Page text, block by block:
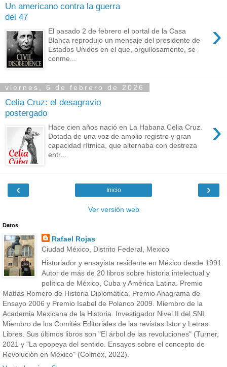
Un americano contra la guerra
del 47
›
El pasado 2 de febrero el portal de la Casa
Blanca reprodujo un mensaje del presidente de
Estados Unidos en el que, orgullosamente, se
conme...
viernes, 6 de febrero de 2026
Celia Cruz: el desagravio
postergado
›
Hace cien años nació en La Habana Celia Cruz.
Dotada de una voz de amplio registro y gran
capacidad rítmica, que alternaba con destreza
entr...
‹ ›
Inicio
Ver versión web
Datos
Rafael Rojas
Ciudad México, Distrito Federal, Mexico
Historiador y ensayista residente en México desde 1991.
Autor de más de 20 libros sobre historia intelectual y
política de México, Cuba y América Latina. Premio
Matías Romero de Historia Diplomática, Premio Anagrama de
Ensayo 2006 y Premio Isabel de Polanco 2009. Miembro de la
Academia Mexicana de la Historia. Investigador Nivel II del SNI.
Miembro de los Comités Editoriales de las revistas Istor y Letras
Libres. Sus últimos libros son "El árbol de las revoluciones" (Turner,
2021 y "La epopeya del sentido. Ensayos sobre el concepto de
Revolución en México" (Colmex, 2022).